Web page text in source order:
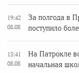
19:42
08.08
За полгода в
поступило
13:41
08.08
На Патрокле
начальная